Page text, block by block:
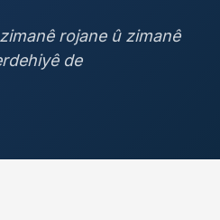
rojane û zimanê
de